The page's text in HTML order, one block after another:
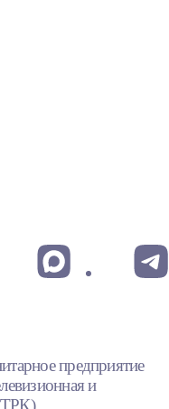
предприятие
и